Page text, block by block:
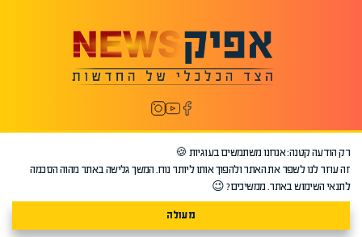
רק הודעה קטנה: אנחנו משתמשים בעוגיות 🍪
זה עוזר לנו לשפר את האתר ולהפוך אותו ליותר נוח. המשך גלישה באתר מהוה הסכמה
לתנאי השימוש באתר. ממשיכים? 😉
מעולה